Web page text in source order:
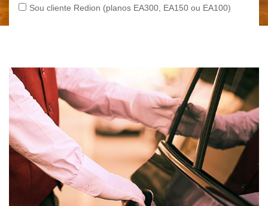
Sou cliente Redion (planos EA300, EA150 ou EA100)